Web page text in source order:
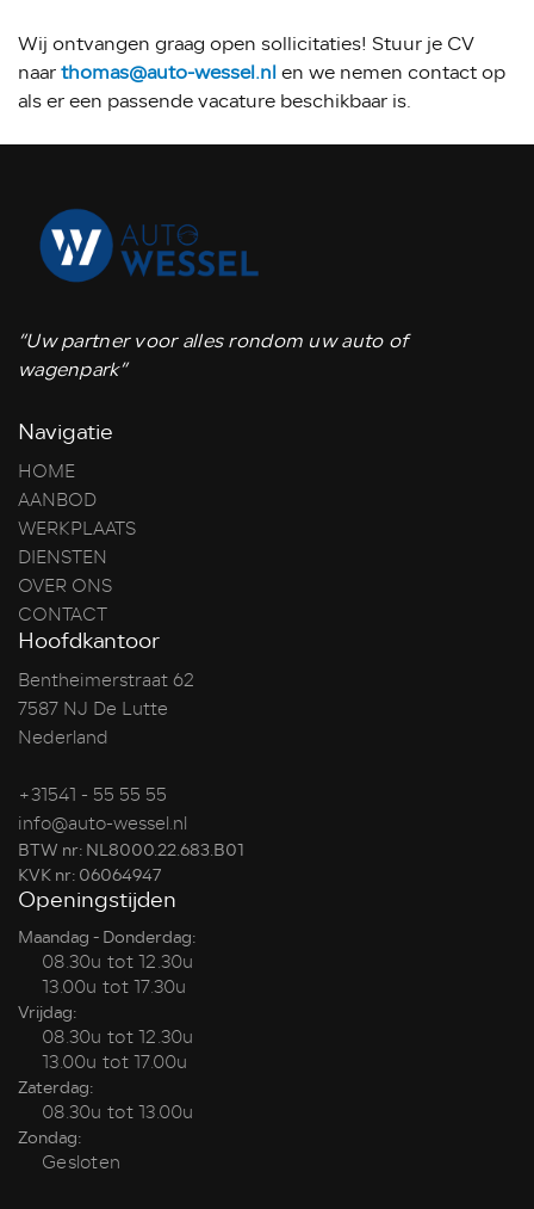
Wij ontvangen graag open sollicitaties! Stuur je CV
naarthomas@auto-wessel.nlen we nemen contact op
als er een passende vacature beschikbaar is.
“Uw partner voor alles rondom uw auto of
wagenpark”
Navigatie
HOME
AANBOD
WERKPLAATS
DIENSTEN
OVER ONS
CONTACT
Hoofdkantoor
Bentheimerstraat 62
7587 NJ De Lutte
Nederland
+31541 - 55 55 55
info@auto-wessel.nl
BTW nr: NL8000.22.683.B01
KVK nr: 06064947
Openingstijden
Maandag - Donderdag:
08.30u tot 12.30u
13.00u tot 17.30u
Vrijdag:
08.30u tot 12.30u
13.00u tot 17.00u
Zaterdag:
08.30u tot 13.00u
Zondag:
Gesloten